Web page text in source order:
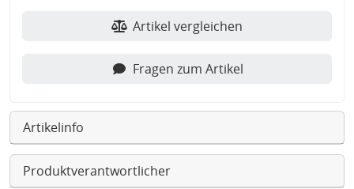
Artikel vergleichen
Fragen zum Artikel
Artikelinfo
Produktverantwortlicher